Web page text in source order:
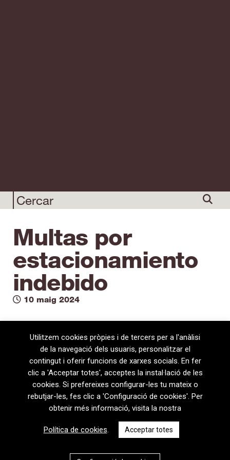
Multas por
estacionamiento
indebido
10 maig 2024
08720 Vilafranca del Penedès · General Prim 5, 2n · Barcelona
T+34 938 170 417 ·
+34 938 170 301
Política de privacitat|Política de cookies
Utilitzem cookies pròpies i de tercers per a l'anàlisi
de la navegació dels usuaris, personalitzar el
contingut i oferir funcions de xarxes socials. En fer
clic a 'Acceptar totes', acceptes la instal·lació de les
cookies. Si prefereixes configurar-les tu mateix o
rebutjar-les, fes clic a 'Configuració de cookies'. Per
obtenir més informació, visita la nostra
Política de cookies. Acceptar totes